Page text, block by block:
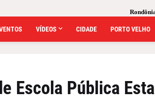
VÍDEOS CIDADE PORTO VELHO
Escola Pública